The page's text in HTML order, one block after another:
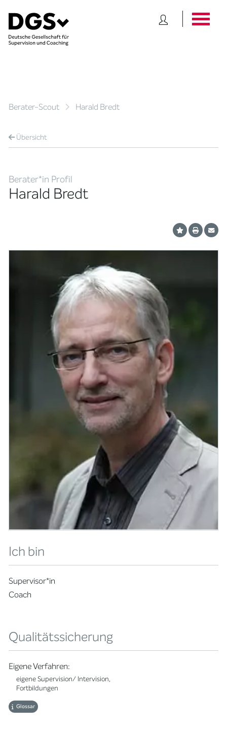
Berater-Scout Harald Bredt
Übersicht
Berater*in Profil
Harald Bredt
Ich bin
Supervisor*in
Coach
Qualitätssicherung
Eigene Verfahren:
eigene Supervision/ Intervision,
Fortbildungen
Glossar